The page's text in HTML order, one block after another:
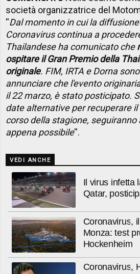
società organizzatrice del
''Dal momento in cui la
Coronavirus continua a
Thailandese ha comunicato che
ospitare il Gran Premio della
originale. FIM, IRTA e Dorna
annunciare che l'evento
il 22 marzo, è stato posticipato.
date alternative per recuperare il
corso della stagione,
appena possibile''.
VEDI ANCHE
Il virus infetta
Qatar,
Coronavirus,
Monza: test
Hockenheim
Coronavirus,